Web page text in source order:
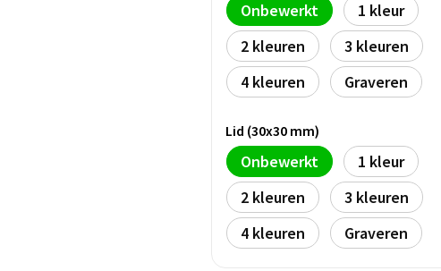
Onbewerkt
1
2
3
4
Graveren
Lid (30x30 mm)
Onbewerkt
1
2
3
4
Graveren